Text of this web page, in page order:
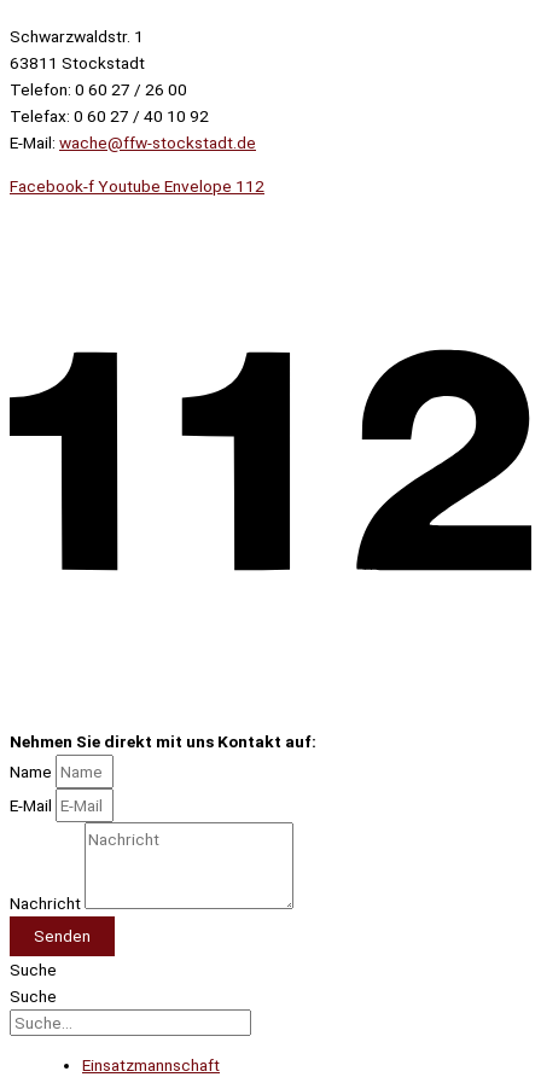
Schwarzwaldstr. 1
63811 Stockstadt
Telefon: 0 60 27 / 26 00
Telefax: 0 60 27 / 40 10 92
E-Mail: wache@ffw-stockstadt.de
Facebook-fYoutube Envelope 112
Nehmen Sie direkt mit uns Kontakt auf:
Name
E-Mail
Nachricht
Senden
Suche
Suche
Einsatzmannschaft